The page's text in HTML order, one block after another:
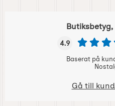
4.9
Baserat på
Gå till